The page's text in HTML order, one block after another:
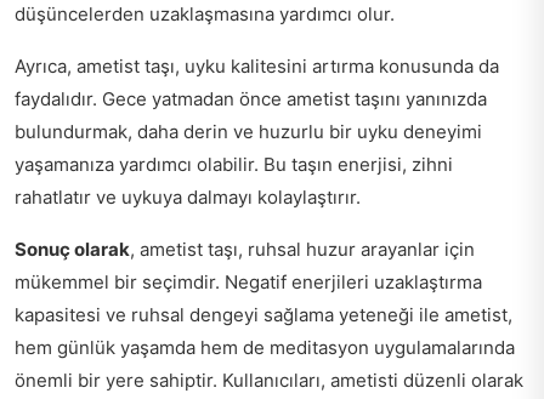
düşüncelerden uzaklaşmasına yardımcı olur.
Ayrıca, ametist taşı, uyku kalitesini artırma konusunda da
faydalıdır. Gece yatmadan önce ametist taşını yanınızda
bulundurmak, daha derin ve huzurlu bir uyku deneyimi
yaşamanıza yardımcı olabilir. Bu taşın enerjisi, zihni
rahatlatır ve uykuya dalmayı kolaylaştırır.
Sonuç olarak, ametist taşı, ruhsal huzur arayanlar için
mükemmel bir seçimdir. Negatif enerjileri uzaklaştırma
kapasitesi ve ruhsal dengeyi sağlama yeteneği ile ametist,
hem günlük yaşamda hem de meditasyon uygulamalarında
önemli bir yere sahiptir. Kullanıcıları, ametisti düzenli olarak